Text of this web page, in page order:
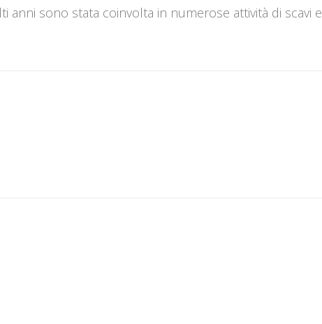
anni sono stata coinvolta in numerose attività di scavi e